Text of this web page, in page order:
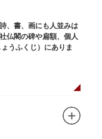
、書、画にも人並みは
仏閣の碑や扁額、個人
うふくじ）にありま